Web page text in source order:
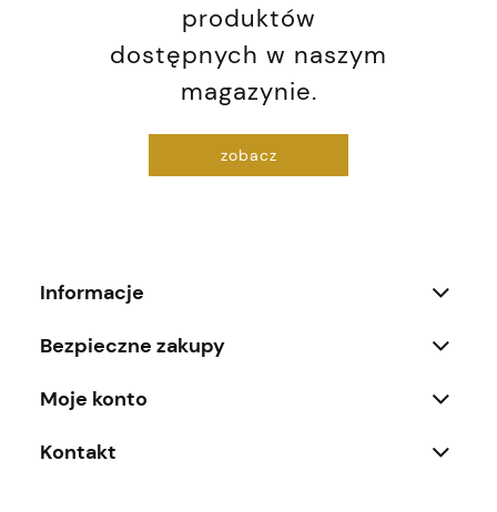
produktów
dostępnych w naszym
magazynie.
zobacz
Informacje
Bezpieczne zakupy
Moje konto
Kontakt